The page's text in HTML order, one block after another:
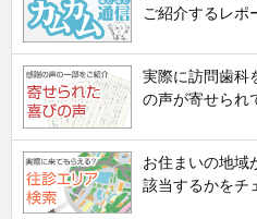
ご紹介するレポ
実際に訪問歯科
の声が寄せられ
お住まいの地域
該当するかをチ